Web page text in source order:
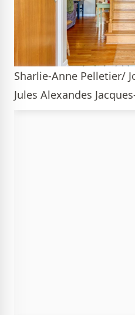
Sharlie-Anne Pelletier/
Jules Alexandes